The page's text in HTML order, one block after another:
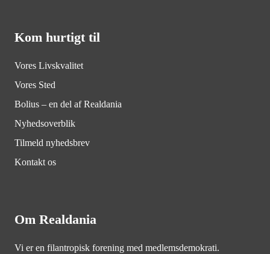
Kom hurtigt til
Vores Livskvalitet
Vores Sted
Bolius – en del af Realdania
Nyhedsoverblik
Tilmeld nyhedsbrev
Kontakt os
Om Realdania
Vi er en filantropisk forening med medlemsdemokrati.